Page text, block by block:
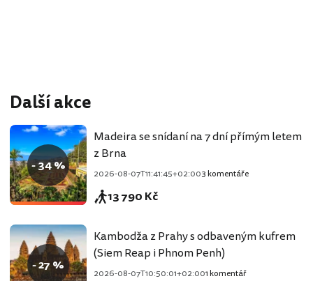
Další akce
- 34 %
Madeira se snídaní na 7 dní přímým letem
z Brna
2026-08-07T11:41:45+02:003 komentáře
13 790 Kč
- 27 %
Kambodža z Prahy s odbaveným kufrem
(Siem Reap i Phnom Penh)
2026-08-07T10:50:01+02:001 komentář